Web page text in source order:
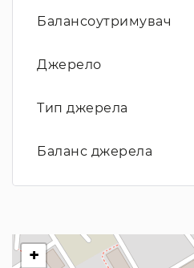
Балансоутримувач
Джерело
Тип джерела
Баланс джерела
+